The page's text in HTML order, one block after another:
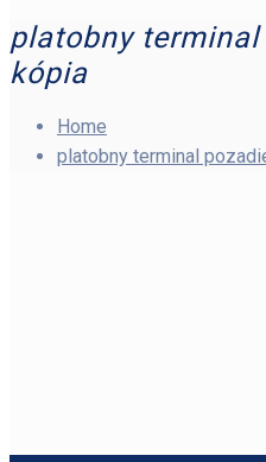
platobny
kópia
Home
platobny terminal